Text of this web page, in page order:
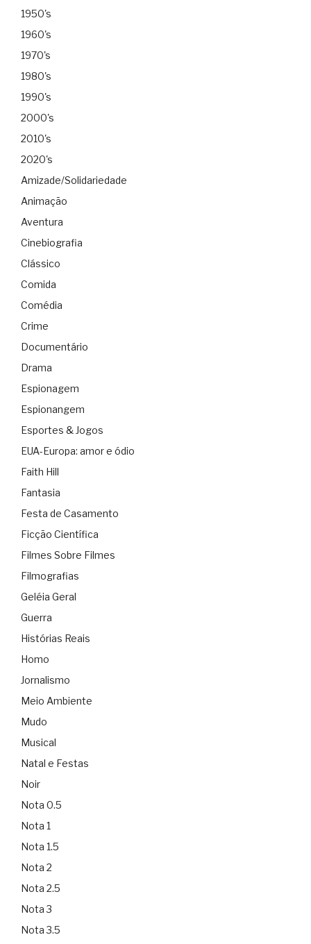
1950's
1960's
1970's
1980's
1990's
2000's
2010's
2020's
Amizade/Solidariedade
Animação
Aventura
Cinebiografia
Clássico
Comida
Comédia
Crime
Documentário
Drama
Espionagem
Espionangem
Esportes & Jogos
EUA-Europa: amor e ódio
Faith Hill
Fantasia
Festa de Casamento
Ficção Científica
Filmes Sobre Filmes
Filmografias
Geléia Geral
Guerra
Histórias Reais
Homo
Jornalismo
Meio Ambiente
Mudo
Musical
Natal e Festas
Noir
Nota 0.5
Nota 1
Nota 1.5
Nota 2
Nota 2.5
Nota 3
Nota 3.5